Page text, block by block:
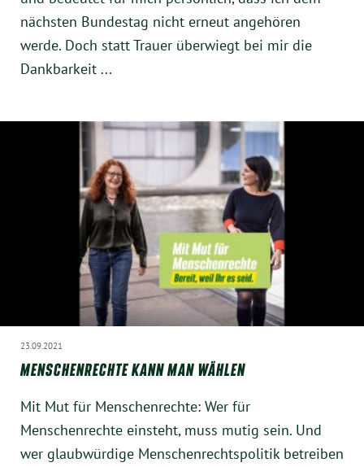
nächsten Bundestag nicht erneut angehören
werde. Doch statt Trauer überwiegt bei mir die
Dankbarkeit ...
23.09.2021
MENSCHENRECHTE KANN MAN WÄHLEN
Mit Mut für Menschenrechte: Wer für
Menschenrechte einsteht, muss mutig sein. Und
wer glaubwürdige Menschenrechtspolitik betreiben